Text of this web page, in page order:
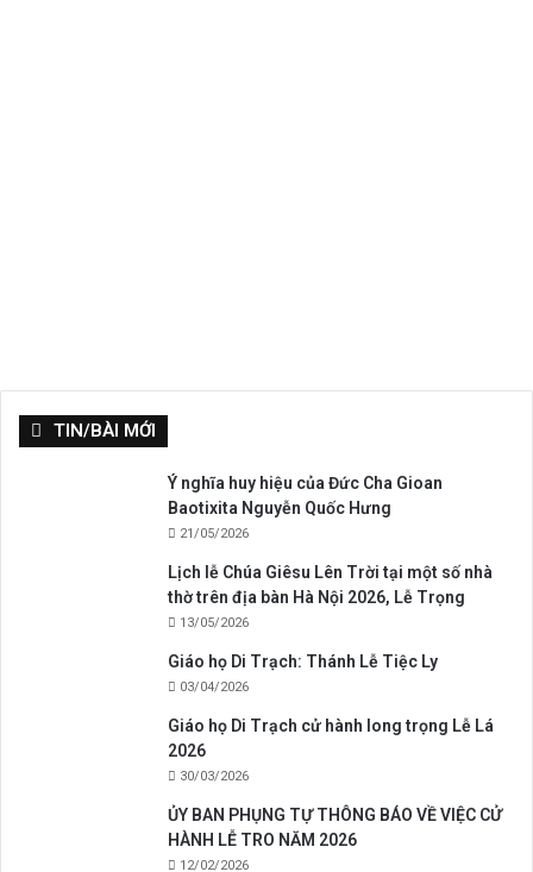
TIN/BÀI MỚI
Ý nghĩa huy hiệu của Đức Cha Gioan
Baotixita Nguyễn Quốc Hưng
21/05/2026
Lịch lễ Chúa Giêsu Lên Trời tại một số nhà
thờ trên địa bàn Hà Nội 2026, Lễ Trọng
13/05/2026
Giáo họ Di Trạch: Thánh Lễ Tiệc Ly
03/04/2026
Giáo họ Di Trạch cử hành long trọng Lễ Lá
2026
30/03/2026
ỦY BAN PHỤNG TỰ THÔNG BÁO VỀ VIỆC CỬ
HÀNH LỄ TRO NĂM 2026
12/02/2026